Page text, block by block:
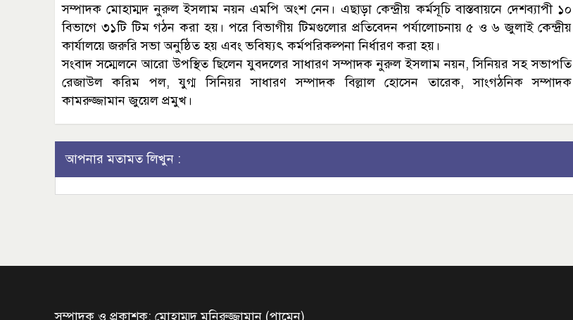
সম্পাদক মোহাম্মদ নুরুল ইসলাম নয়ন এমপি অংশ নেন। এছাড়া কেন্দ্রীয় কর্মসূচি বাস্তবায়নে দেশব্যাপী ১০
বিভাগে ৩১টি টিম গঠন করা হয়। পরে বিভাগীয় টিমগুলোর প্রতিবেদন পর্যালোচনায় ৫ ও ৬ জুলাই কেন্দ্রীয়
কার্যালয়ে জরুরি সভা অনুষ্ঠিত হয় এবং ভবিষ্যৎ কর্মপরিকল্পনা নির্ধারণ করা হয়।
সংবাদ সম্মেলনে আরো উপস্থিত ছিলেন যুবদলের সাধারণ সম্পাদক নুরুল ইসলাম নয়ন, সিনিয়র সহ সভাপতি
রেজাউল করিম পল, যুগ্ম সিনিয়র সাধারণ সম্পাদক বিল্লাল হোসেন তারেক, সাংগঠনিক সম্পাদক
কামরুজ্জামান জুয়েল প্রমুখ।
আপনার মতামত লিখুন :
সম্পাদক ও প্রকাশক: মোহাম্মদ মনিরুজ্জামান (পামেন)